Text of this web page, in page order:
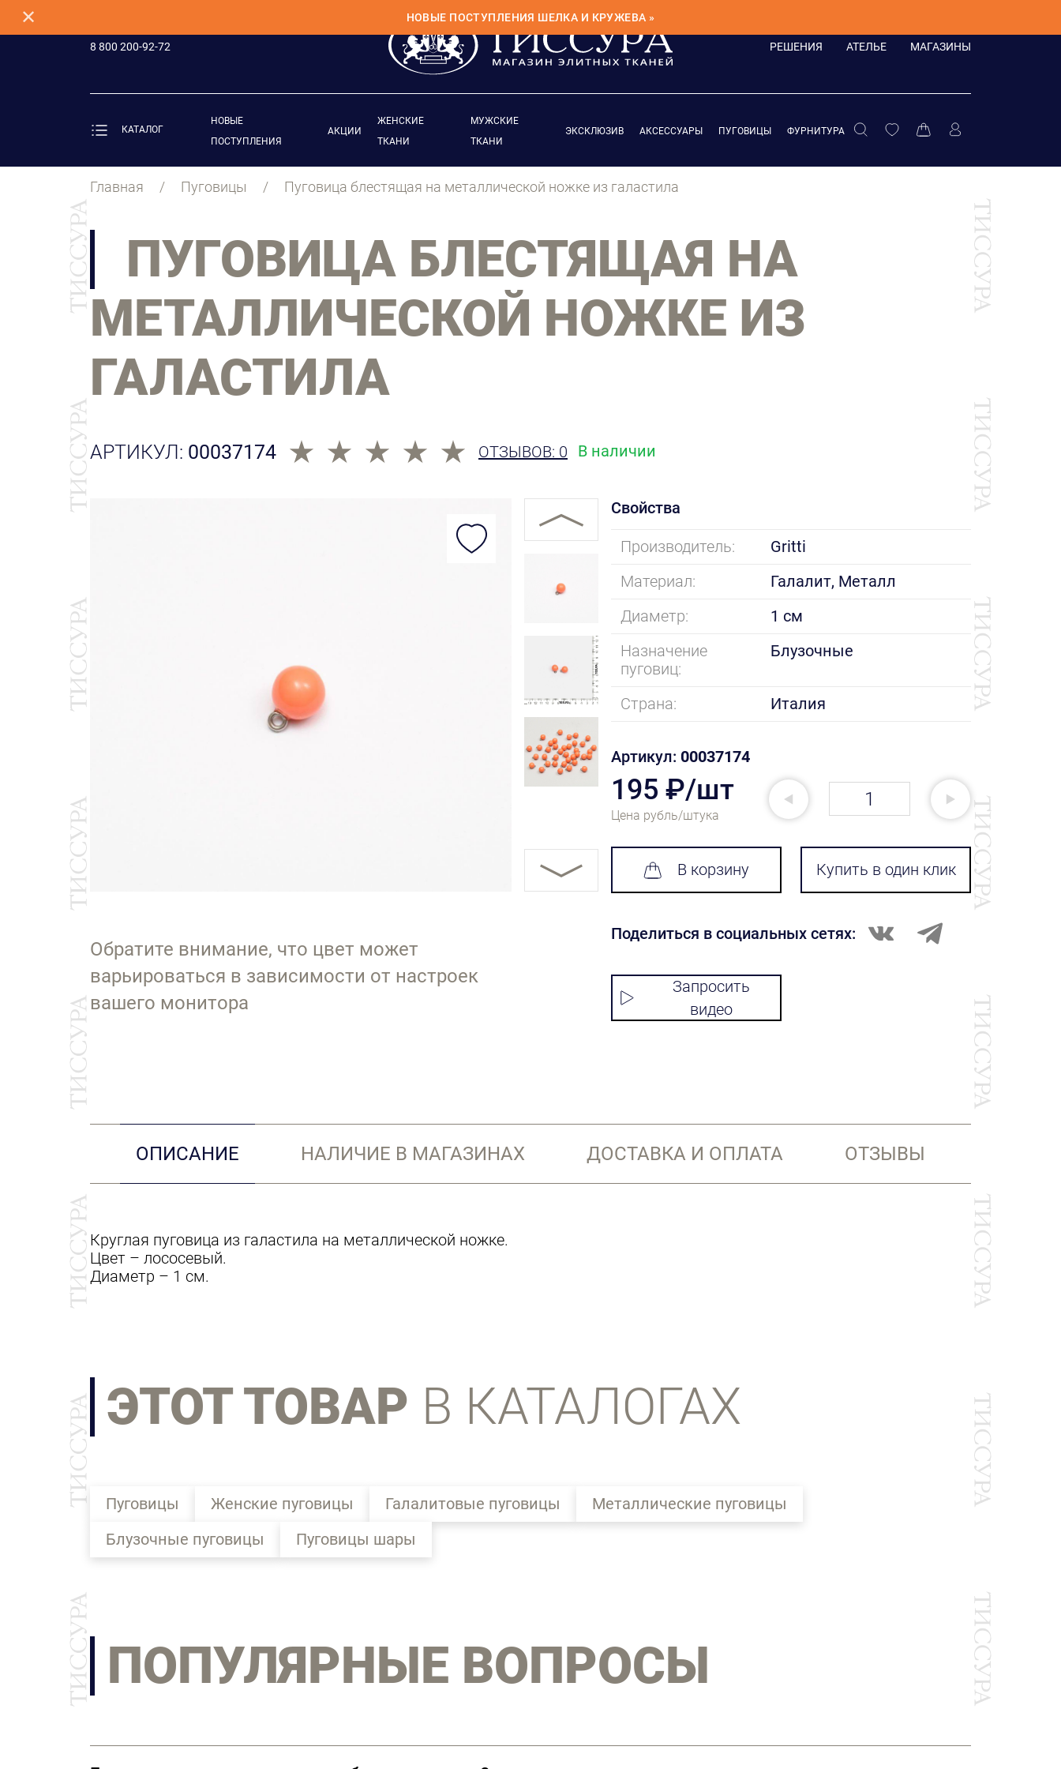
✕ НОВЫЕ ПОСТУПЛЕНИЯ ШЕЛКА И КРУЖЕВА »
8 800 200-92-72 РЕШЕНИЯ АТЕЛЬЕ МАГАЗИНЫ
КАТАЛОГ
НОВЫЕ
ПОСТУПЛЕНИЯ
АКЦИИ
ЖЕНСКИЕ
ТКАНИ
МУЖСКИЕ
ТКАНИ
ЭКСКЛЮЗИВ АКСЕССУАРЫ ПУГОВИЦЫ ФУРНИТУРА
Главная Пуговицы Пуговица блестящая на металлической ножке из галастила
ПУГОВИЦА БЛЕСТЯЩАЯ НА
МЕТАЛЛИЧЕСКОЙ НОЖКЕ ИЗ
ГАЛАСТИЛА
АРТИКУЛ: 00037174 ОТЗЫВОВ: 0 В наличии
Обратите внимание, что цвет может
варьироваться в зависимости от настроек
вашего монитора
Свойства
Производитель:
Gritti
Материал:
Галалит, Металл
Диаметр:
1 см
Назначение
пуговиц:
Блузочные
Страна: Италия
Артикул: 00037174
195 ₽/шт
Цена рубль/штука
В корзину Купить в один клик
Поделиться в социальных сетях:
Запросить
видео
ОПИСАНИЕ НАЛИЧИЕ В МАГАЗИНАХ ДОСТАВКА И ОПЛАТА ОТЗЫВЫ
Круглая пуговица из галастила на металлической ножке.
Цвет – лососевый.
Диаметр – 1 см.
ЭТОТ ТОВАР В КАТАЛОГАХ
Пуговицы Женские пуговицы Галалитовые пуговицы
Металлические пуговицы
Блузочные пуговицы
Пуговицы шары
ПОПУЛЯРНЫЕ ВОПРОСЫ